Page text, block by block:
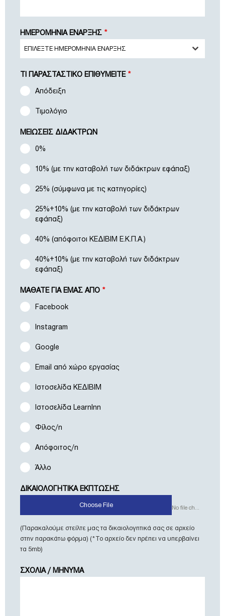
ΗΜΕΡΟΜΗΝΙΑ ΕΝΑΡΞΗΣ *
ΕΠΙΛΕΞΤΕ ΗΜΕΡΟΜΗΝΙΑ ΕΝΑΡΞΗΣ
ΤΙ ΠΑΡΑΣΤΑΣΤΙΚΟ ΕΠΙΘΥΜΕΙΤΕ *
Απόδειξη
Τιμολόγιο
ΜΕΙΩΣΕΙΣ ΔΙΔΑΚΤΡΩΝ
0%
10% (με την καταβολή των διδάκτρων εφάπαξ)
25% (σύμφωνα με τις κατηγορίες)
25%+10% (με την καταβολή των διδάκτρων
εφάπαξ)
40% (απόφοιτοι ΚΕΔΙΒΙΜ Ε.Κ.Π.Α.)
40%+10% (με την καταβολή των διδάκτρων
εφάπαξ)
ΜΑΘΑΤΕ ΓΙΑ ΕΜΑΣ ΑΠΟ *
Facebook
Instagram
Google
Email από χώρο εργασίας
Ιστοσελίδα ΚΕΔΙΒΙΜ
Ιστοσελίδα LearnInn
Φίλος/η
Απόφοιτος/η
Άλλο
ΔΙΚΑΙΟΛΟΓΗΤΙΚΑ ΕΚΠΤΩΣΗΣ
Choose File
(Παρακαλούμε στείλτε μας τα δικαιολογητικά σας σε αρχείο
στην παρακάτω φόρμα) (*Το αρχείο δεν πρέπει να υπερβαίνει
τα 5mb)
ΣΧΟΛΙΑ / ΜΗΝΥΜΑ